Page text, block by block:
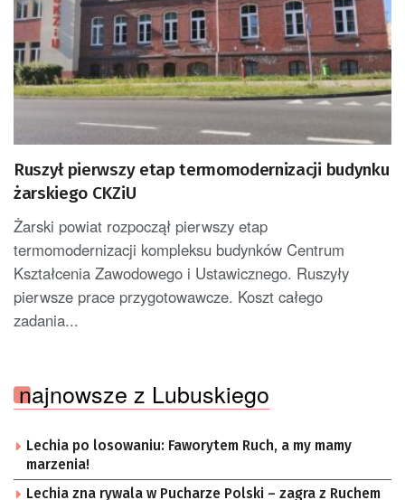
Ruszył pierwszy etap termomodernizacji budynku
żarskiego CKZiU
Żarski powiat rozpoczął pierwszy etap
termomodernizacji kompleksu budynków Centrum
Kształcenia Zawodowego i Ustawicznego. Ruszyły
pierwsze prace przygotowawcze. Koszt całego
zadania...
najnowsze z Lubuskiego
Lechia po losowaniu: Faworytem Ruch, a my mamy
marzenia!
Lechia zna rywala w Pucharze Polski – zagra z Ruchem